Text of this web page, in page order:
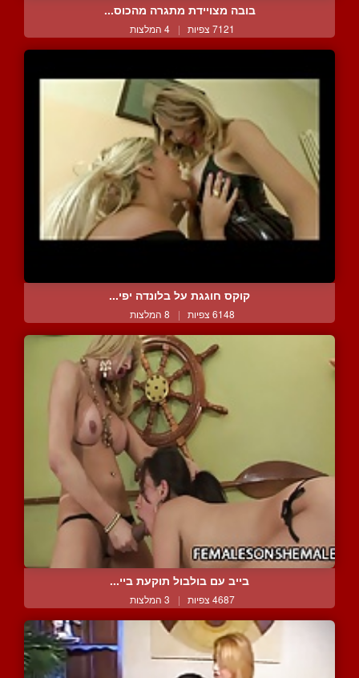
בובה מצויידת מתגרה מהכוס...
7121 צפיות | 4 המלצות
קוקס חוגגת על בלונדה יפי...
6148 צפיות | 8 המלצות
בייב עם בולבול תוקעת ביי...
4687 צפיות | 3 המלצות